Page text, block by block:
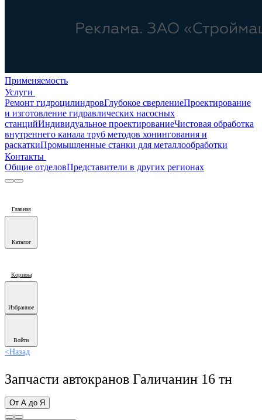
Применяемость
Услуги
Ремонт гидроцилиндровГлубокое сверлениеПроектирование
и изготовление гидравлических насосных
станцийИндивидуальное проектированиеЧистовая обработка
внутреннего канала труб методов хонингования и
раскаткиПромышленные станки для металлообработки
Контакты
Общие отделовПредставители в других регионах
Главная
Каталог
Корзина
Избранное
Войти
<Назад
Запчасти автокранов Галичанин 16 тн
От А до Я